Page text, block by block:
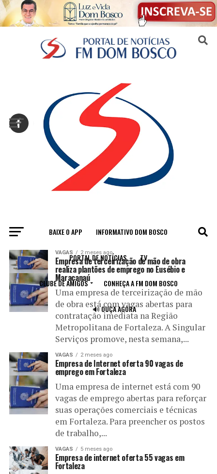
BAIXE O APP INFORMATIVO DOM BOSCO
PORTAL DE NOTÍCIAS TV
CLUBE DE AMIGOS CONHEÇA A FM DOM BOSCO
🔊 OUÇA AGORA
All posts tagged "empresa"
VAGAS 2 meses ago
Empresa de terceirização de mão de obra
realiza plantões de emprego no Eusébio e
Maracanaú
Uma empresa de terceirização de mão
de obra está com vagas abertas para
contratação imediata na Região
Metropolitana de Fortaleza. A Singular
Serviços promove, nesta semana,...
VAGAS 2 meses ago
Empresa de Internet oferta 90 vagas de
emprego em Fortaleza
Uma empresa de internet está com 90
vagas de emprego abertas para reforçar
suas operações comerciais e técnicas
em Fortaleza. Para preencher os postos
de trabalho,...
VAGAS 5 meses ago
Empresa de internet oferta 55 vagas em
Fortaleza
Sair da versão mobile